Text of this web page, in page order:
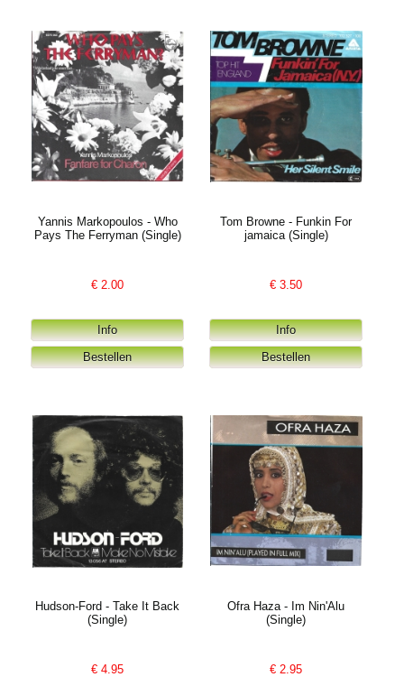
Yannis Markopoulos - Who
Pays The Ferryman (Single)
€ 2.00
Tom Browne - Funkin For
jamaica (Single)
€3.50
Hudson-Ford - Take It Back
(Single)
€4.95
Ofra Haza - Im Nin'Alu
(Single)
€ 2.95